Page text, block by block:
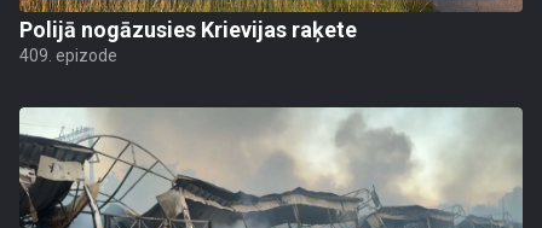
Polijā nogāzusies Krievijas raķete
409. epizode